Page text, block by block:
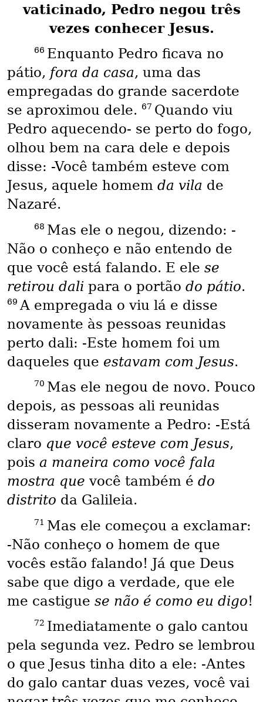
vaticinado, Pedro negou três
vezes conhecer Jesus.
66 Enquanto Pedro ficava no
pátio, fora da casa, uma das
empregadas do grande sacerdote
se aproximou dele. 67 Quando viu
Pedro aquecendo- se perto do fogo,
olhou bem na cara dele e depois
disse: -Você também esteve com
Jesus, aquele homem da vila de
Nazaré.
68 Mas ele o negou, dizendo: -
Não o conheço e não entendo de
que você está falando. E ele se
retirou dali para o portão do pátio.
69 A empregada o viu lá e disse
novamente às pessoas reunidas
perto dali: -Este homem foi um
daqueles que estavam com Jesus.
70 Mas ele negou de novo. Pouco
depois, as pessoas ali reunidas
disseram novamente a Pedro: -Está
claro que você esteve com Jesus,
pois a maneira como você fala
mostra que você também é do
distrito da Galileia.
71 Mas ele começou a exclamar:
-Não conheço o homem de que
vocês estão falando! Já que Deus
sabe que digo a verdade, que ele
me castigue se não é como eu digo!
72 Imediatamente o galo cantou
pela segunda vez. Pedro se lembrou
o que Jesus tinha dito a ele: -Antes
do galo cantar duas vezes, você vai